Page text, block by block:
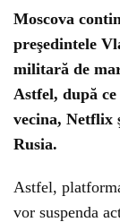
Moscova
preşedintele
militară de
Astfel, după
vecina, Netflix
Rusia.
Astfel,
vor suspenda